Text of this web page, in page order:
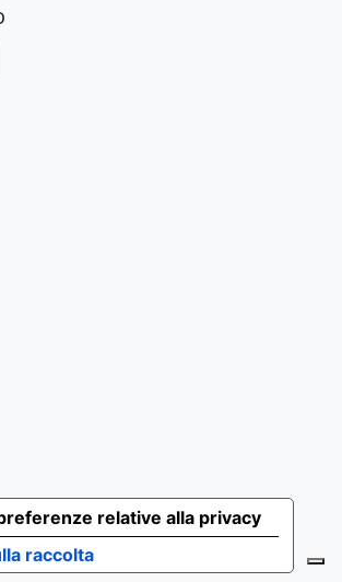
raccolta
relative alla privacy